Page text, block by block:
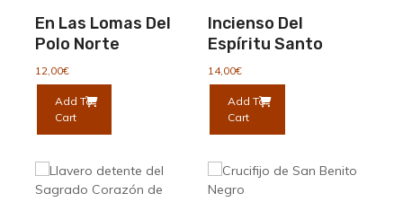
elegir
en
En Las Lomas Del
Polo Norte
12,00€
Add To
Cart
Incienso Del
Espíritu Santo
14,00€
Add To
Cart